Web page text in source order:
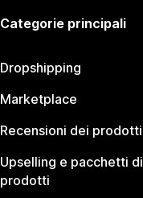
Categorie principali
Dropshipping
Marketplace
Recensioni dei prodotti
Upselling e pacchetti di
prodotti